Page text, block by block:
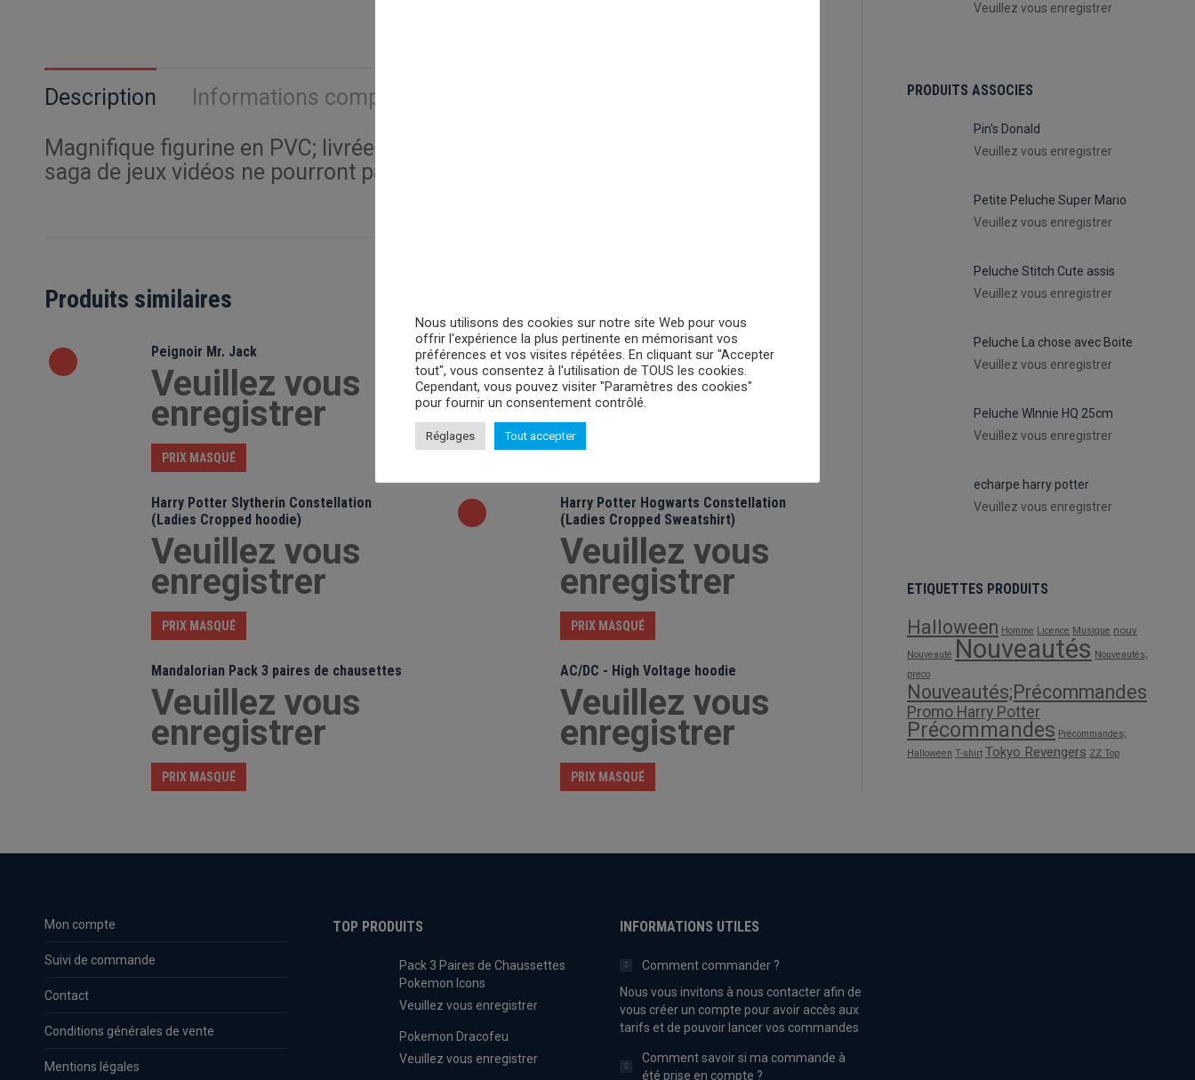
Description Informations complémentaires
Magnifique figurine en PVC; livrée avec socle de présentation. Les fans de la
saga de jeux vidéos ne pourront pas y résister!
Produits similaires
Peignoir Mr. Jack
Veuillez vous
enregistrer
PRIX MASQUÉ
Pack Chaussettes Disney Minnie
Veuillez vous
enregistrer
Harry Potter Slytherin Constellation
(Ladies Cropped hoodie)
Veuillez vous
enregistrer
PRIX MASQUÉ
Harry Potter Hogwarts Constellation
(Ladies Cropped Sweatshirt)
Veuillez vous
enregistrer
PRIX MASQUÉ
Mandalorian Pack 3 paires de chausettes
Veuillez vous
enregistrer
PRIX MASQUÉ
AC/DC - High Voltage hoodie
Veuillez vous
enregistrer
PRIX MASQUÉ
Veuillez vous enregistrer
PRODUITS ASSOCIES
Pin's Donald
Veuillez vous enregistrer
Petite Peluche Super Mario
Veuillez vous enregistrer
Peluche Stitch Cute assis
Veuillez vous enregistrer
Peluche La chose avec Boite
Veuillez vous enregistrer
Peluche WInnie HQ 25cm
Veuillez vous enregistrer
echarpe harry potter
Veuillez vous enregistrer
ETIQUETTES PRODUITS
Halloween Homme Licence Musique nouv
Nouveauté Nouveautés Nouveautés;
preco
Nouveautés;Précommandes
Promo Harry Potter
Précommandes Précommandes;
Halloween T-shirt Tokyo Revengers ZZ Top
Mon compte
Suivi de commande
Contact
Conditions générales de vente
Mentions légales
TOP PRODUITS
Pack 3 Paires de Chaussettes
Pokemon Icons
Veuillez vous enregistrer
Pokemon Dracofeu
Veuillez vous enregistrer
INFORMATIONS UTILES
Comment commander ?
Nous vous invitons à nous contacter afin de
vous créer un compte pour avoir accès aux
tarifs et de pouvoir lancer vos commandes
Comment savoir si ma commande à
été prise en compte ?
Nous utilisons des cookies sur notre site Web pour vous
offrir l'expérience la plus pertinente en mémorisant vos
préférences et vos visites répétées. En cliquant sur "Accepter
tout", vous consentez à l'utilisation de TOUS les cookies.
Cependant, vous pouvez visiter "Paramètres des cookies"
pour fournir un consentement contrôlé.
Réglages Tout accepter